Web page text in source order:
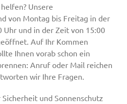
Unsere
von Montag bis Freitag in der
Uhr und in der Zeit von 15:00
Auf Ihr Kommen
Ihnen vorab schon ein
Anruf oder Mail reichen
wir Ihre Fragen.
und Sonnenschutz